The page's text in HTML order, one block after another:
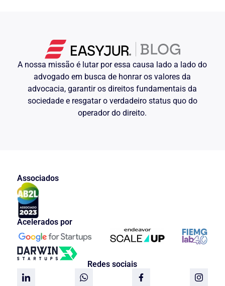
A nossa missão é lutar por essa causa lado a lado do
advogado em busca de honrar os valores da
advocacia, garantir os direitos fundamentais da
sociedade e resgatar o verdadeiro status quo do
operador do direito.
Associados
Acelerados por
Redes sociais